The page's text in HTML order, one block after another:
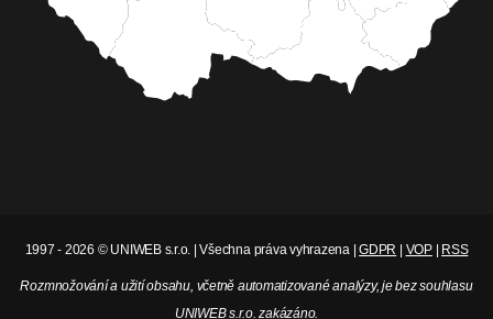
1997 - 2026 © UNIWEB s.r.o. | Všechna práva vyhrazena |GDPR | VOP| RSS
Rozmnožování a užití obsahu, včetně automatizované analýzy, je bez souhlasu
UNIWEB s.r.o. zakázáno.